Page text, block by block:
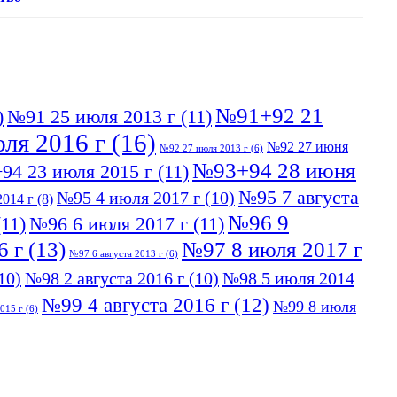
№91 25 июля 2013 г (11)№91+92 21
2016 г (16) №92 27 июля 2013 г (6) №92 27 июня
23 июля 2015 г (11)№93+94 28 июня
г (8) №95 4 июля 2017 г (10) №95 7 августа
№96 6 июля 2017 г (11)№96 9
г (13) №97 6 августа 2013 г (6) №97 8 июля 2017 г
№98 2 августа 2016 г (10) №98 5 июля 2014
г (6) №99 4 августа 2016 г (12) №99 8 июля